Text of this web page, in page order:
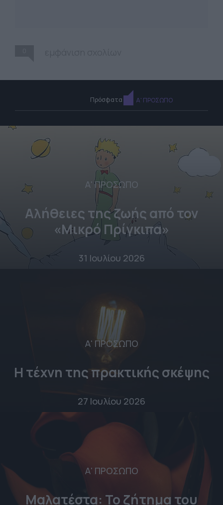
Πρόσφατα Α' ΠΡΟΣΩΠΟ
Α' ΠΡΟΣΩΠΟ
Αλήθειες της ζωής από τον
«Μικρό Πρίγκιπα»
31 Ιουλίου 2026
Α' ΠΡΟΣΩΠΟ
Η τέχνη της πρακτικής σκέψης
27 Ιουλίου 2026
Α' ΠΡΟΣΩΠΟ
Μαλατέστα: Το ζήτημα του